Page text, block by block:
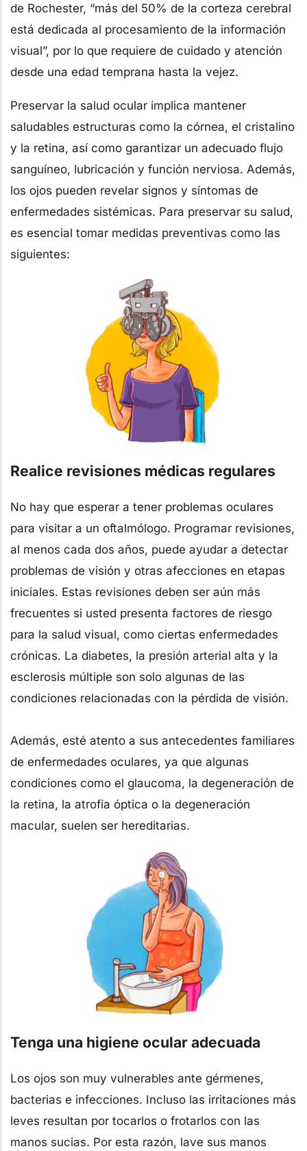
de Rochester, “más del 50% de la corteza cerebral
está dedicada al procesamiento de la información
visual”, por lo que requiere de cuidado y atención
desde una edad temprana hasta la vejez.
Preservar la salud ocular implica mantener
saludables estructuras como la córnea, el cristalino
y la retina, así como garantizar un adecuado flujo
sanguíneo, lubricación y función nerviosa. Además,
los ojos pueden revelar signos y síntomas de
enfermedades sistémicas. Para preservar su salud,
es esencial tomar medidas preventivas como las
siguientes:
Realice revisiones médicas regulares
No hay que esperar a tener problemas oculares
para visitar a un oftalmólogo. Programar revisiones,
al menos cada dos años, puede ayudar a detectar
problemas de visión y otras afecciones en etapas
iniciales. Estas revisiones deben ser aún más
frecuentes si usted presenta factores de riesgo
para la salud visual, como ciertas enfermedades
crónicas. La diabetes, la presión arterial alta y la
esclerosis múltiple son solo algunas de las
condiciones relacionadas con la pérdida de visión.
Además, esté atento a sus antecedentes familiares
de enfermedades oculares, ya que algunas
condiciones como el glaucoma, la degeneración de
la retina, la atrofia óptica o la degeneración
macular, suelen ser hereditarias.
Tenga una higiene ocular adecuada
Los ojos son muy vulnerables ante gérmenes,
bacterias e infecciones. Incluso las irritaciones más
leves resultan por tocarlos o frotarlos con las
manos sucias. Por esta razón, lave sus manos